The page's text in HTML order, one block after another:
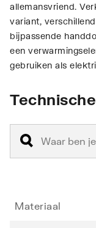
allemansvriend.
variant,
bijpassende
een
gebruiken als
Materiaal